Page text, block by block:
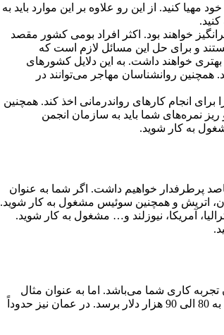
کنید. از این رو علاوه بر این موارد باید به
خواهند بود. اکثر افراد بومی کشور مقصد
و برای حل این مسائل لازم است که
خواهند داشت. به این دلایل کشورهای
همچنین روانشناسان مهاجر می‌توانند در
انجام کارهای رواندرمانی اخذ کند. همچنین
نمره‌های شما باید به سازمان انجمن
به کار شوید.
پرطرفدار خواهیم داشت. اگر شما به عنوان
اتریش و همچنین سوئیس مشغول به کار شوید.
آمریکا، نیوزلند و… مشغول به کار شوید.
کاری شما می‌باشد. اما به عنوان مثال
یک روانشناس عموما در کانادا می‌تواند سالانه حدود 70 الی 80 هزار دلار درآمد کسب کند. در استرالیا درآمد می‌تواند در طول سال به 80 الی 90 هزار دلار برسد. در عمان نیز حدوداً